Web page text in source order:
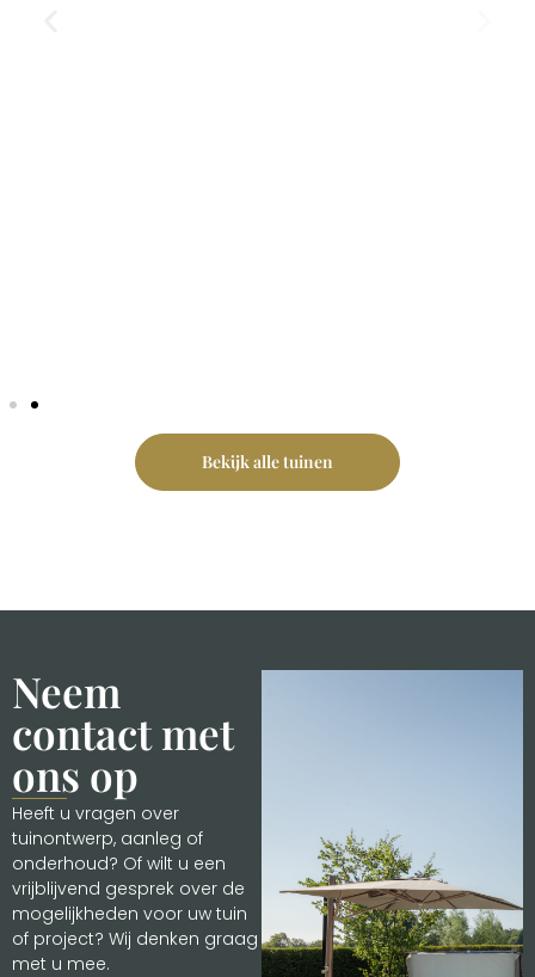
Bekijk alle tuinen
Neem
contact met
ons op
Heeft u vragen over
tuinontwerp, aanleg of
onderhoud? Of wilt u een
vrijblijvend gesprek over de
mogelijkheden voor uw tuin
of project? Wij denken graag
met u mee.